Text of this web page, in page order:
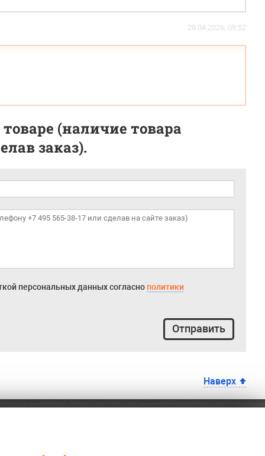
28.04.2026, 09:52
(наличие товара
заказ).
персональных данных согласно политики
Отправить
Наверх